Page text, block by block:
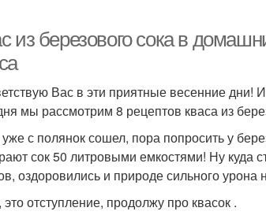
из березового сока в
Вас в эти приятные весенние дни!
мы рассмотрим 8 рецептов кваса из
с полянок сошел, пора попросить у
сок 50 литровыми емкостями! Ну куда
оздоровились и природе сильного урона
это отступление, продолжу про квасок .